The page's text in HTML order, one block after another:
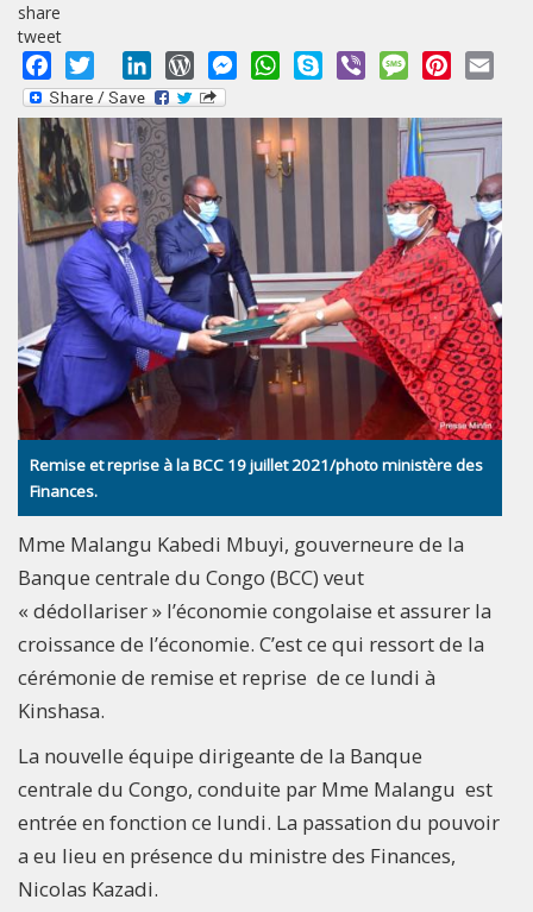
share
tweet
Facebook
Twitter LinkedInWordPressMessengerWhatsApp
Skype Viber MessagePinterest
Remise et reprise à la BCC 19 juillet 2021/photo ministère des
Finances.
Mme Malangu Kabedi Mbuyi, gouverneure de la
Banque centrale du Congo (BCC) veut
« dédollariser » l’économie congolaise et assurer la
croissance de l’économie. C’est ce qui ressort de la
cérémonie de remise et reprise de ce lundi à
Kinshasa.
La nouvelle équipe dirigeante de la Banque
centrale du Congo, conduite par Mme Malangu est
entrée en fonction ce lundi. La passation du pouvoir
a eu lieu en présence du ministre des Finances,
Nicolas Kazadi.